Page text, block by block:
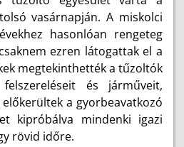
vasárnapján. A miskolci
hasonlóan rengeteg
ezren látogattak el a
megtekinthették a tűzoltók
és járműveit,
a gyorbeavatkozó
kipróbálva mindenki igazi
rövid időre.